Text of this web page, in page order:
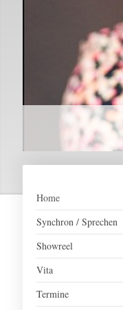
Home
Synchron / Sprechen
Showreel
Vita
Termine